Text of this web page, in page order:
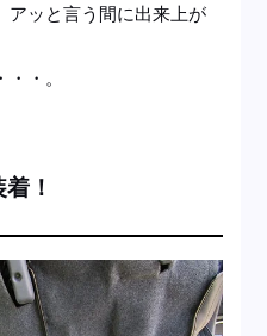
アッと言う間に出来上が
・。
！